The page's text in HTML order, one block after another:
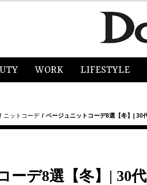
WORK LIFESTYLE
ニットコーデ ベージュニットコーデ8選【冬】| 30
ーデ8選【冬】| 30